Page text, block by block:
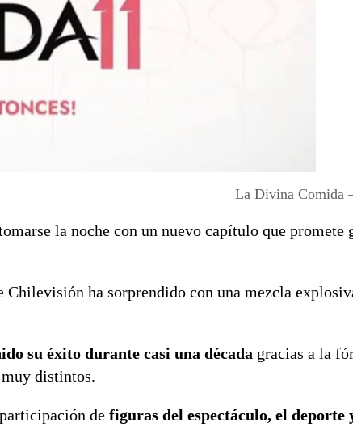
La Divina Comida
la noche con un nuevo capítulo que promete
Chilevisión ha sorprendido con una mezcla
su éxito durante casi una década gracias a la
muy distintos.
de figuras del espectáculo, el